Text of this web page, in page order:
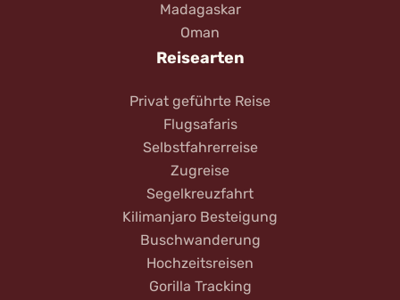
Madagaskar
Oman
Reisearten
Privat geführte Reise
Flugsafaris
Selbstfahrerreise
Zugreise
Segelkreuzfahrt
Kilimanjaro Besteigung
Buschwanderung
Hochzeitsreisen
Gorilla Tracking